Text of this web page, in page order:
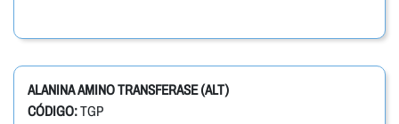
ALANINA AMINO TRANSFERASE (ALT)
CÓDIGO:TGP